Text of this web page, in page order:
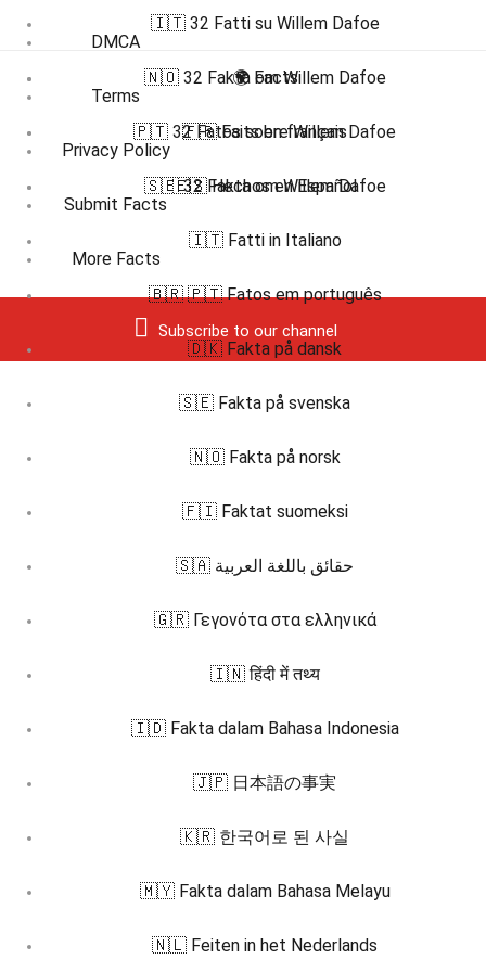
DMCA
Terms
Privacy Policy
Submit Facts
More Facts
Subscribe to our channel
🇮🇹 32 Fatti su Willem Dafoe
🇳🇴 32 Fakta om Willem Dafoe
🇵🇹 32 Fatos sobre Willem Dafoe
🇸🇪 32 Fakta om Willem Dafoe
🌍 Facts
🇫🇷 Faits en français
🇪🇸 Hechos en Español
🇮🇹 Fatti in Italiano
🇧🇷 🇵🇹 Fatos em português
🇩🇰 Fakta på dansk
🇸🇪 Fakta på svenska
🇳🇴 Fakta på norsk
🇫🇮 Faktat suomeksi
🇸🇦 حقائق باللغة العربية
🇬🇷 Γεγονότα στα ελληνικά
🇮🇳 हिंदी में तथ्य
🇮🇩 Fakta dalam Bahasa Indonesia
🇯🇵 日本語の事実
🇰🇷 한국어로 된 사실
🇲🇾 Fakta dalam Bahasa Melayu
🇳🇱 Feiten in het Nederlands